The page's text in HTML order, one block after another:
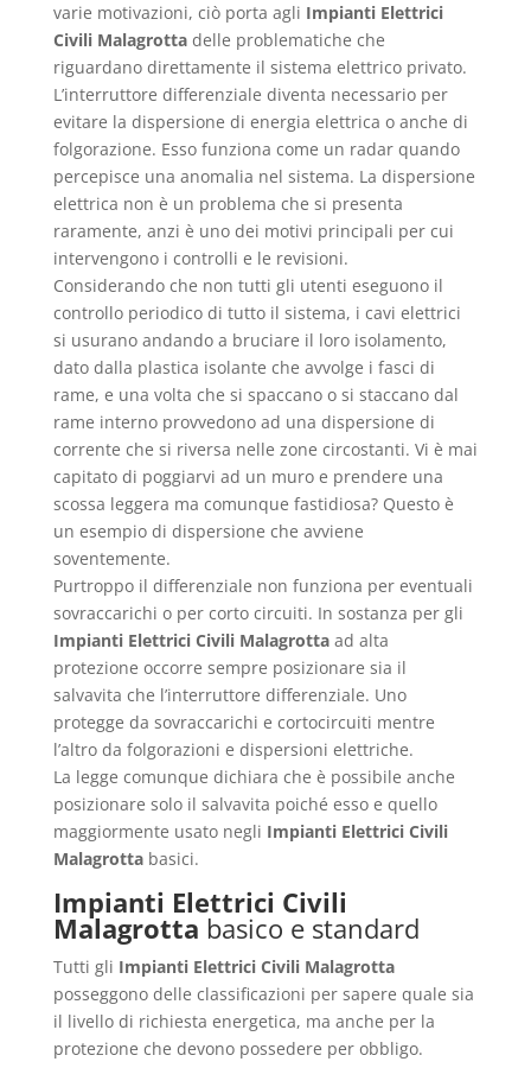
varie motivazioni, ciò porta agli Impianti Elettrici
Civili Malagrottadelle problematiche che
riguardano direttamente il sistema elettrico privato.
L’interruttore differenziale diventa necessario per
evitare la dispersione di energia elettrica o anche di
folgorazione. Esso funziona come un radar quando
percepisce una anomalia nel sistema. La dispersione
elettrica non è un problema che si presenta
raramente, anzi è uno dei motivi principali per cui
intervengono i controlli e le revisioni.
Considerando che non tutti gli utenti eseguono il
controllo periodico di tutto il sistema, i cavi elettrici
si usurano andando a bruciare il loro isolamento,
dato dalla plastica isolante che avvolge i fasci di
rame, e una volta che si spaccano o si staccano dal
rame interno provvedono ad una dispersione di
corrente che si riversa nelle zone circostanti. Vi è mai
capitato di poggiarvi ad un muro e prendere una
scossa leggera ma comunque fastidiosa? Questo è
un esempio di dispersione che avviene
soventemente.
Purtroppo il differenziale non funziona per eventuali
sovraccarichi o per corto circuiti. In sostanza per gli
Impianti Elettrici Civili Malagrottaad alta
protezione occorre sempre posizionare sia il
salvavita che l’interruttore differenziale. Uno
protegge da sovraccarichi e cortocircuiti mentre
l’altro da folgorazioni e dispersioni elettriche.
La legge comunque dichiara che è possibile anche
posizionare solo il salvavita poiché esso e quello
maggiormente usato negli Impianti Elettrici Civili
Malagrottabasici.
Impianti Elettrici Civili
Malagrotta basico e standard
Tutti gli Impianti Elettrici Civili Malagrotta
posseggono delle classificazioni per sapere quale sia
il livello di richiesta energetica, ma anche per la
protezione che devono possedere per obbligo.